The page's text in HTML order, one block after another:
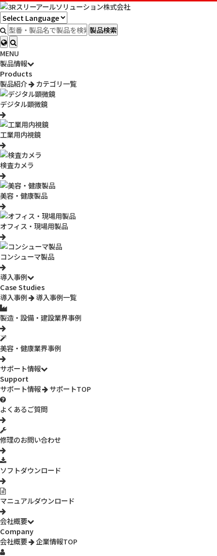
製品検索
MENU
製品情報
Products
製品紹介
カテゴリ一覧
デジタル顕微鏡
工業用内視鏡
検査カメラ
美容・健康製品
オフィス・現場用製品
コンシューマ製品
導入事例
Case Studies
導入事例
導入事例一覧
製造・設備・建設業界事例
美容・健康業界事例
サポート情報
Support
サポート情報
サポートTOP
よくあるご質問
修理のお問い合わせ
ソフトダウンロード
マニュアルダウンロード
会社概要
Company
会社概要
企業情報TOP
HOME>製品情報> 販売終了商品一覧>販売終了
3R-WM461PC
【販売終了】 ワイヤレスデジタル顕微鏡PCモデル（200
倍/600倍セット）
トです。※在庫限り
型番：3R-WM461PC
参考販売価格：139,600円
在庫限り（税別）
製品概要
3R-WM401・3R-WM601の２本セットモデル
様々な状況で使用していただくための、200倍のデジタル顕微鏡
3R-WM401と600倍のデジタル顕微鏡3R-WM601の２本セットモデ